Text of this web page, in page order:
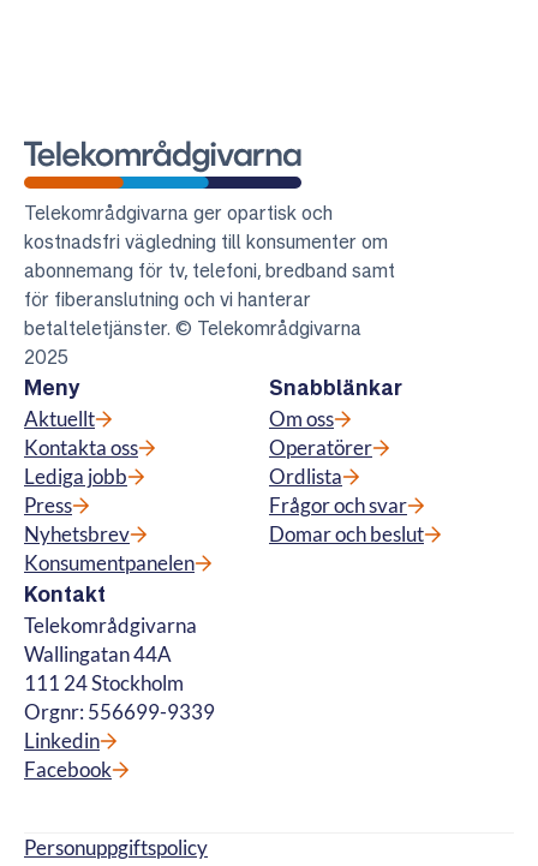
Telekområdgivarna
Telekområdgivarna ger opartisk och
kostnadsfri vägledning till konsumenter om
abonnemang för tv, telefoni, bredband samt
för fiberanslutning och vi hanterar
betalteletjänster. © Telekområdgivarna
2025
Meny
Aktuellt
Kontakta oss
Lediga jobb
Press
Nyhetsbrev
Konsumentpanelen
Snabblänkar
Om oss
Operatörer
Ordlista
Frågor och svar
Domar och beslut
Kontakt
Telekområdgivarna
Wallingatan 44A
111 24 Stockholm
Orgnr: 556699-9339
Linkedin
Facebook
Personuppgiftspolicy